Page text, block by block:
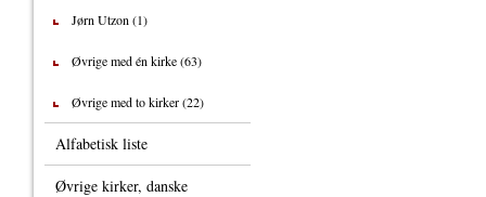
Jørn Utzon (1)
Øvrige med én kirke (63)
Øvrige med to kirker (22)
Alfabetisk liste
Øvrige kirker, danske